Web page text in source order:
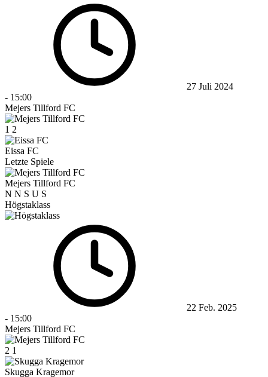
27 Juli 2024
- 15:00
Mejers Tillford FC
1 2
Eissa FC
Letzte Spiele
Mejers Tillford FC
N N S U S
Högstaklass
22 Feb. 2025
- 15:00
Mejers Tillford FC
2 1
Skugga Kragemor